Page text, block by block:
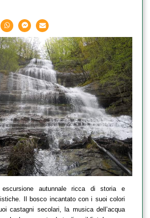
escursione autunnale ricca di storia e
Il bosco incantato con i suoi colori
castagni secolari, la musica dell’acqua